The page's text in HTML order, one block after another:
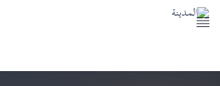
المسجد النبوي
خدمات المدينة النبوية